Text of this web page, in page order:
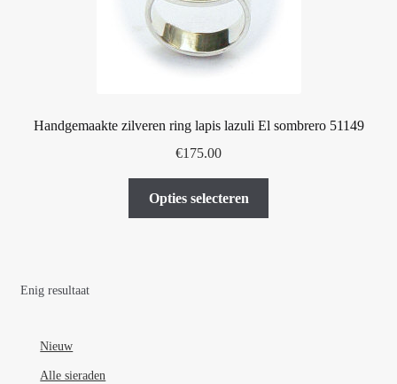
Handgemaakte zilveren ring lapis lazuli El sombrero 51149
€175.00
Opties selecteren
Enig resultaat
Nieuw
Alle sieraden